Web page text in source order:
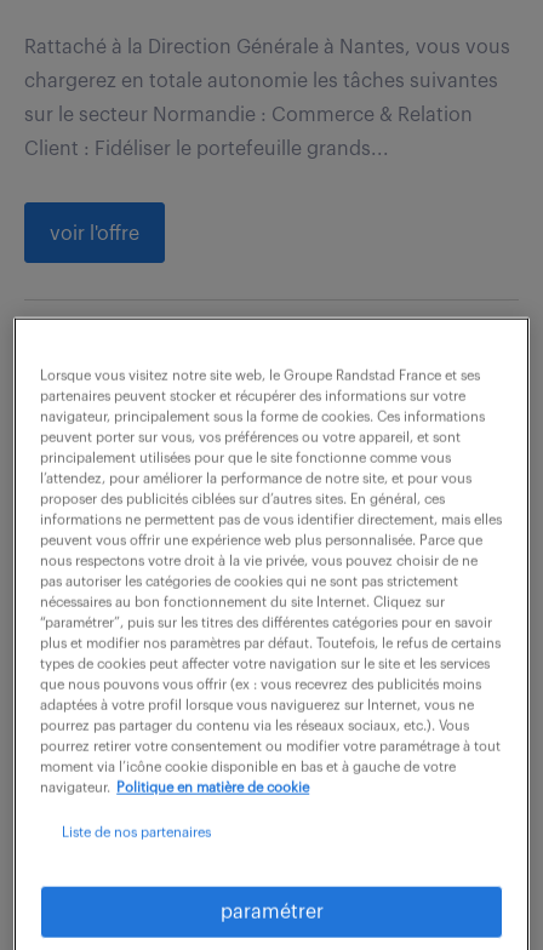
Rattaché à la Direction Générale à Nantes, vous vous
chargerez en totale autonomie les tâches suivantes
sur le secteur Normandie : Commerce & Relation
Client : Fidéliser le portefeuille grands...
voir l'offre
quincaillerie & agencement sur-
mesure (f/h)
7 août 2026
Boulogne Billancourt (92)
CDI
35 000 - 45 000 € / an
Sur un secteur sain et profitable, regroupant les
départements Hauts-de-Seine 92, Essonne 91, et
Yvelines 78, il s'agit de reprendre un portefeuille de
plus de 200 clients (menuisiers & agenceurs en...
sales executive (f/h)
Lorsque vous visitez notre site web, le Groupe Randstad France et ses
partenaires peuvent stocker et récupérer des informations sur votre
navigateur, principalement sous la forme de cookies. Ces informations
peuvent porter sur vous, vos préférences ou votre appareil, et sont
principalement utilisées pour que le site fonctionne comme vous
l’attendez, pour améliorer la performance de notre site, et pour vous
proposer des publicités ciblées sur d’autres sites. En général, ces
informations ne permettent pas de vous identifier directement, mais elles
peuvent vous offrir une expérience web plus personnalisée. Parce que
nous respectons votre droit à la vie privée, vous pouvez choisir de ne
pas autoriser les catégories de cookies qui ne sont pas strictement
nécessaires au bon fonctionnement du site Internet. Cliquez sur
“paramétrer”, puis sur les titres des différentes catégories pour en savoir
plus et modifier nos paramètres par défaut. Toutefois, le refus de certains
types de cookies peut affecter votre navigation sur le site et les services
que nous pouvons vous offrir (ex : vous recevrez des publicités moins
adaptées à votre profil lorsque vous naviguerez sur Internet, vous ne
pourrez pas partager du contenu via les réseaux sociaux, etc.). Vous
pourrez retirer votre consentement ou modifier votre paramétrage à tout
moment via l’icône cookie disponible en bas et à gauche de votre
navigateur.
Politique en matière de cookie
Liste de nos partenaires
paramétrer